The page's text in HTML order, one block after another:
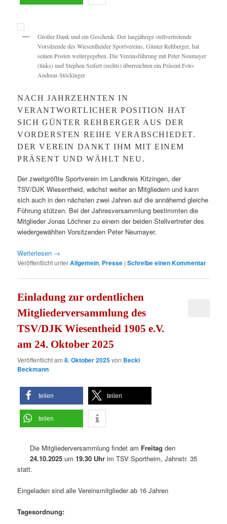
Großer Dank und ein Geschenk: Der langjährige stellvertretende
Vorsitzende des Wiesentheider Sportvereins, Günter Rehberger, hat
seinen Posten weitergegeben. Die Vereinsführung mit Peter Neumayer
(links) und Stephen Seifert (rechts) überreichten ein Präsent.Foto:
Andreas Stöckinger
NACH JAHRZEHNTEN IN
VERANTWORTLICHER POSITION HAT
SICH GÜNTER REHBERGER AUS DER
VORDERSTEN REIHE VERABSCHIEDET.
DER VEREIN DANKT IHM MIT EINEM
PRÄSENT UND WÄHLT NEU.
Der zweitgrößte Sportverein im Landkreis Kitzingen, der
TSV/DJK Wiesentheid, wächst weiter an Mitgliedern und kann
sich auch in den nächsten zwei Jahren auf die annähernd gleiche
Führung stützen. Bei der Jahresversammlung bestimmten die
Mitglieder Jonas Löchner zu einem der beiden Stellvertreter des
wiedergewählten Vorsitzenden Peter Neumayer.
Weiterlesen →
Veröffentlicht unterAllgemein, Presse |Schreibe einen Kommentar
Einladung zur ordentlichen
Mitgliederversammlung des
TSV/DJK Wiesentheid 1905 e.V.
am 24. Oktober 2025
Veröffentlicht am8. Oktober 2025von Becki
Beckmann
teilen teilen
teilen
Die Mitgliederversammlung findet am Freitag den
24.10.2025 um19.30 Uhr im TSV Sportheim, Jahnstr. 35
statt.
Eingeladen sind alle Vereinsmitglieder ab 16 Jahren
Tagesordnung: